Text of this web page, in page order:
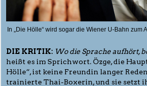
In „Die Hölle“ wird sogar die Wiener U-Bahn zum
DIE KRITIK: Wo die Sprache aufhört,
heißt es im Sprichwort. Özge, die
Hölle“, ist keine Freundin langer
trainierte Thai-Boxerin, und sie setzt